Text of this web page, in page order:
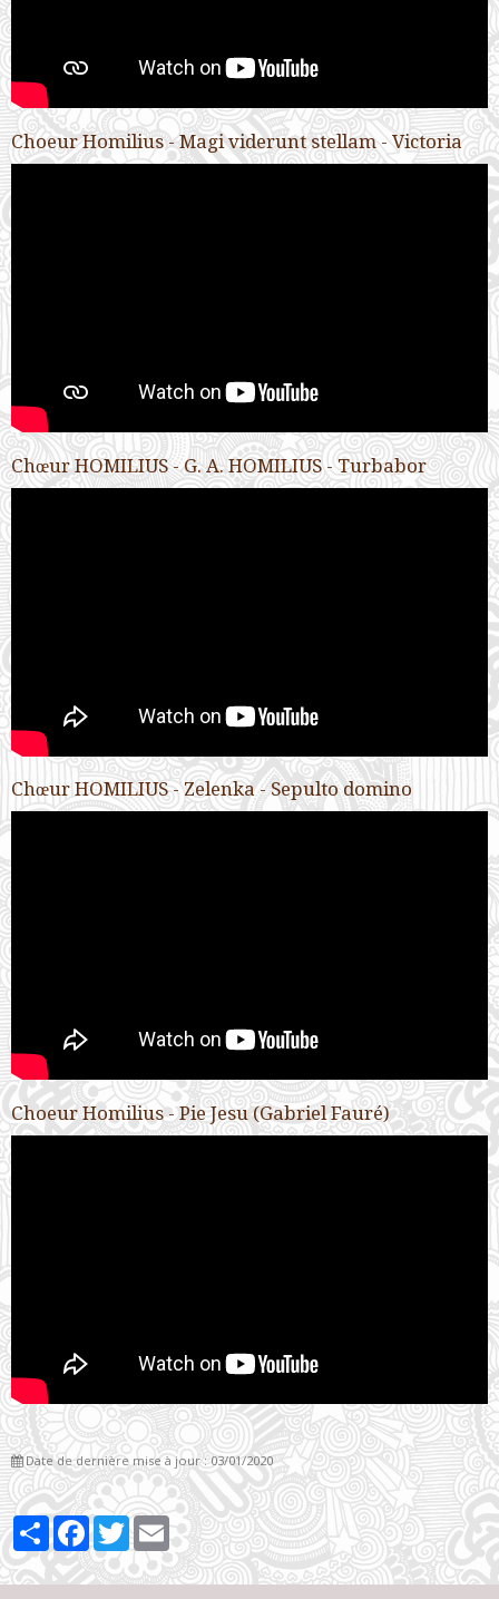
Choeur Homilius - Magi viderunt stellam - Victoria
Chœur HOMILIUS - G. A. HOMILIUS - Turbabor
Chœur HOMILIUS - Zelenka - Sepulto domino
Choeur Homilius - Pie Jesu (Gabriel Fauré)
Date de dernière mise à jour : 03/01/2020
PartagerFacebook
TwitterEmail